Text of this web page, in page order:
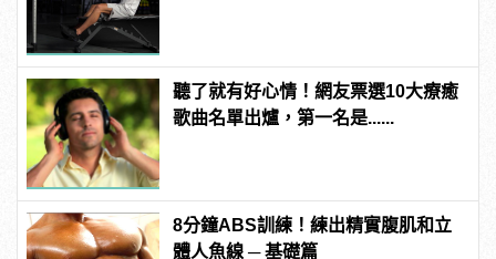
聽了就有好心情！網友票選10大療癒
歌曲名單出爐，第一名是......
8分鐘ABS訓練！練出精實腹肌和立
體人魚線 ─ 基礎篇